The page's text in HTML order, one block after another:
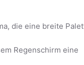
die eine breite
Regenschirm eine